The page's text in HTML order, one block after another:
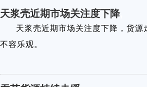
天浆壳近期市场关注度下降,
天浆壳近期市场关注度下降，货
不容乐观。